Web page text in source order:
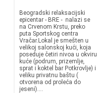
Beogradski relaksacijski
epicentar - BRE - nalazi se
na Crvenom Krstu, preko
puta Sportskog centra
Vračar.Lokal je smešten u
velikoj salonskoj kući, koja
poseduje četiri nivoa u okviru
kuće (podrum, prizemlje,
sprat i koktel bar Potkrovlje) i
veliku privatnu baštu (
otvorena od proleća do
jeseni)....